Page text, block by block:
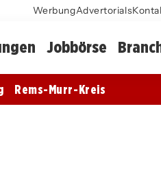
WerbungAdvertorials
Jobbörse
Rems-Murr-Kreis